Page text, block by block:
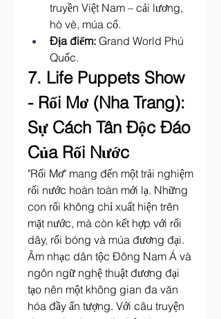
truyền Việt Nam – cải lương,
hò vè, múa cổ.
Địa điểm: Grand World Phú
Quốc.
7. Life Puppets Show
- Rối Mơ (Nha Trang):
Sự Cách Tân Độc Đáo
Của Rối Nước
"Rối Mơ" mang đến một trải nghiệm
rối nước hoàn toàn mới lạ. Những
con rối không chỉ xuất hiện trên
mặt nước, mà còn kết hợp với rối
dây, rối bóng và múa đương đại.
Âm nhạc dân tộc Đông Nam Á và
ngôn ngữ nghệ thuật đương đại
tạo nên một không gian đa văn
hóa đầy ấn tượng. Với câu truyện